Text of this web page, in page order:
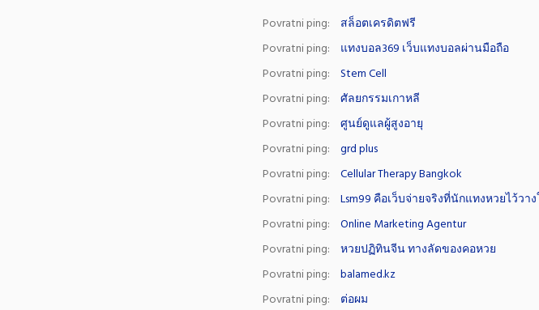
Povratni ping:
สล็อตเครดิตฟรี
Povratni ping:
แทงบอล369 เว็บแทงบอลผ่านมือถือ
Povratni ping:
Stem Cell
Povratni ping:
ศัลยกรรมเกาหลี
Povratni ping:
ศูนย์ดูแลผู้สูงอายุ
Povratni ping:
grd plus
Povratni ping:
Cellular Therapy Bangkok
Povratni ping:
Lsm99 คือเว็บจ่ายจริงที่นักแทงหวยไว้วาง
Povratni ping:
Online Marketing Agentur
Povratni ping:
หวยปฏิทินจีน ทางลัดของคอหวย
Povratni ping:
balamed.kz
Povratni ping:
ต่อผม